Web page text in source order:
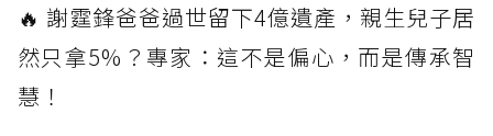
🔥 謝霆鋒爸爸過世留下4億遺產，親生兒子居
然只拿5%？專家：這不是偏心，而是傳承智
慧！